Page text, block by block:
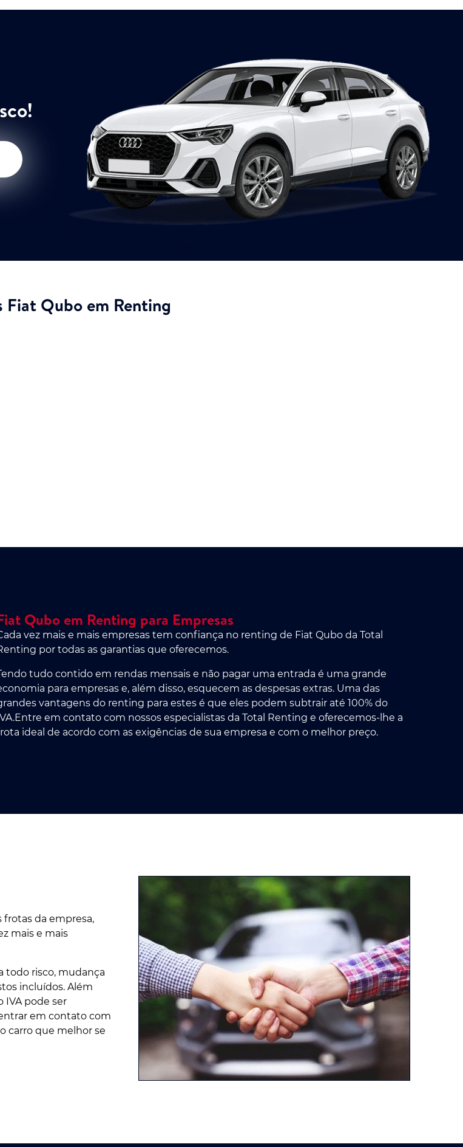
Fiat Qubo em Renting
Qubo em Renting para Empresas
vez mais e mais empresas tem confiança no renting de Fiat Qubo da Total
por todas as garantias que oferecemos.
tudo contido em rendas mensais e não pagar uma entrada é uma grande
para empresas e, além disso, esquecem as despesas extras. Uma das
vantagens do renting para estes é que eles podem subtrair até 100% do
IVA.Entre em contato com nossos especialistas da Total Renting e oferecemos-lhe a
ideal de acordo com as exigências de sua empresa e com o melhor preço.
da empresa,
mais e mais
todo risco, mudança
incluídos. Além
IVA pode ser
em contato com
carro que melhor se